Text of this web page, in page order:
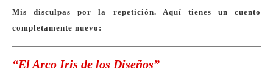
Mis disculpas por la repetición. Aquí tienes un cuento
completamente nuevo:
“El Arco Iris de los Diseños”